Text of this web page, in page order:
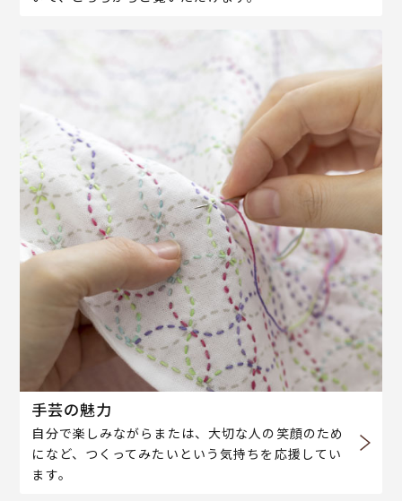
手芸の魅力
自分で楽しみながらまたは、大切な人の笑顔のため
になど、つくってみたいという気持ちを応援してい
ます。